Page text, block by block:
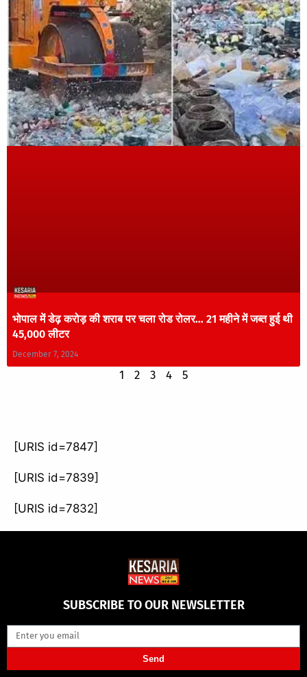
भोपाल में डेढ़ करोड़ की शराब पर चला रोड रोलर… 21 महीने में जब्त हुई थी
45,000 लीटर
December 7, 2024
1 2 3 4 5
[URIS id=7847]
[URIS id=7839]
[URIS id=7832]
SUBSCRIBE TO OUR NEWSLETTER
Send